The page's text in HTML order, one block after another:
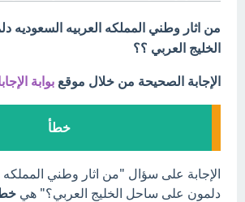
من اثار وطني المملكه العربيه
الخليج العربي ؟؟
الإجابة الصحيحة من خلال موقع بوابة
خطأ
الإجابة على سؤال "من اثار وطني المملكه
دلمون على ساحل الخليج العربي؟" هي